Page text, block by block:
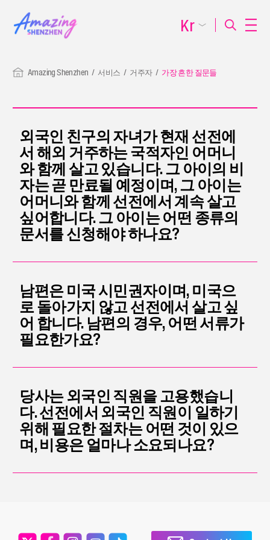
Amazing Shenzhen 서비스 거주자 가장 흔한 질문들
외국인 친구의 자녀가 현재 선전에
서 해외 거주하는 국적자인 어머니
와 함께 살고 있습니다. 그 아이의 비
자는 곧 만료될 예정이며, 그 아이는
어머니와 함께 선전에서 계속 살고
싶어합니다. 그 아이는 어떤 종류의
문서를 신청해야 하나요?
남편은 미국 시민권자이며, 미국으
로 돌아가지 않고 선전에서 살고 싶
어 합니다. 남편의 경우, 어떤 서류가
필요한가요?
당사는 외국인 직원을 고용했습니
다. 선전에서 외국인 직원이 일하기
위해 필요한 절차는 어떤 것이 있으
며, 비용은 얼마나 소요되나요?
Kr